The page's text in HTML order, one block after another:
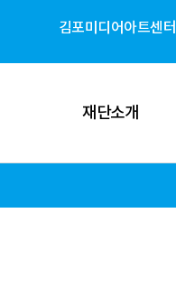
김포미디어아트센터
재단소개